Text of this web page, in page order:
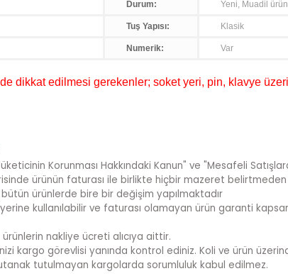
Durum: Yeni, Muadil ürün
Tuş Yapısı: Klasik
Numerik: Var
dikkat edilmesi gerekenler; soket yeri, pin, klavye
Korunması Hakkındaki Kanun" ve "Mesafeli
ürünün faturası ile birlikte hiçbir mazeret
ürünlerde bire bir değişim yapılmaktadır
kullanılabilir ve faturası olamayan ürün garanti
nakliye ücreti alıcıya aittir.
kargo görevlisi yanında kontrol ediniz. Koli ve ürün
tutulmayan kargolarda sorumluluk kabul edilmez.